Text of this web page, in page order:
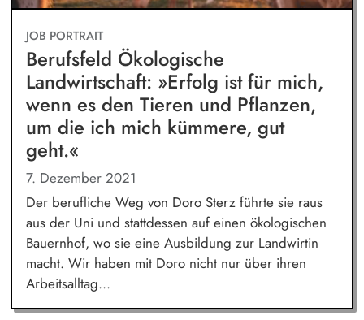
JOB PORTRAIT
Berufsfeld Ökologische
Landwirtschaft: »Erfolg ist für mich,
wenn es den Tieren und Pflanzen,
um die ich mich kümmere, gut
geht.«
7. Dezember 2021
Der berufliche Weg von Doro Sterz führte sie raus
aus der Uni und stattdessen auf einen ökologischen
Bauernhof, wo sie eine Ausbildung zur Landwirtin
macht. Wir haben mit Doro nicht nur über ihren
Arbeitsalltag...